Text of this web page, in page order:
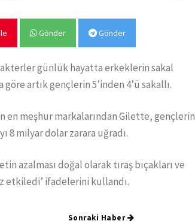
Gönder Gönder
günlük hayatta erkeklerin sakal
artık gençlerin 5’inden 4’ü sakallı.
en meşhur markalarından Gilette, gençlerin
8 milyar dolar zarara uğradı.
azalması doğal olarak tıraş bıçakları ve
etkiledi’ ifadelerini kullandı.
Sonraki Haber